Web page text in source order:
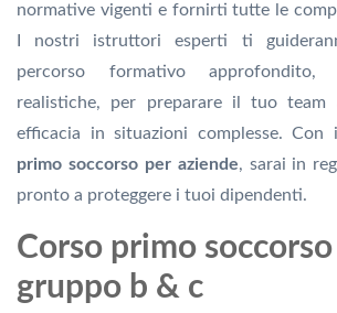
normative vigenti e fornirti tutte le
I nostri istruttori esperti ti
percorso formativo approfondito,
realistiche, per preparare il tuo team
efficacia in situazioni complesse. Con
primo soccorso per aziende, sarai in
pronto a proteggere i tuoi dipendenti.
Corso primo
gruppo b & c